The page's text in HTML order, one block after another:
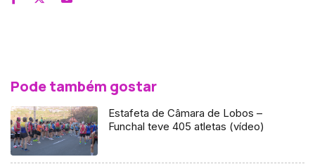
Pode também gostar
Estafeta de Câmara de Lobos –
Funchal teve 405 atletas (vídeo)